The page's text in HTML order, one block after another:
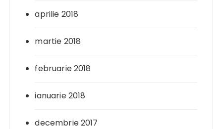
aprilie 2018
martie 2018
februarie 2018
ianuarie 2018
decembrie 2017